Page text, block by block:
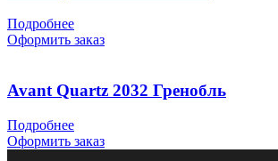
Подробнее
Оформить заказ
Avant Quartz 2032 Гренобль
Подробнее
Оформить заказ